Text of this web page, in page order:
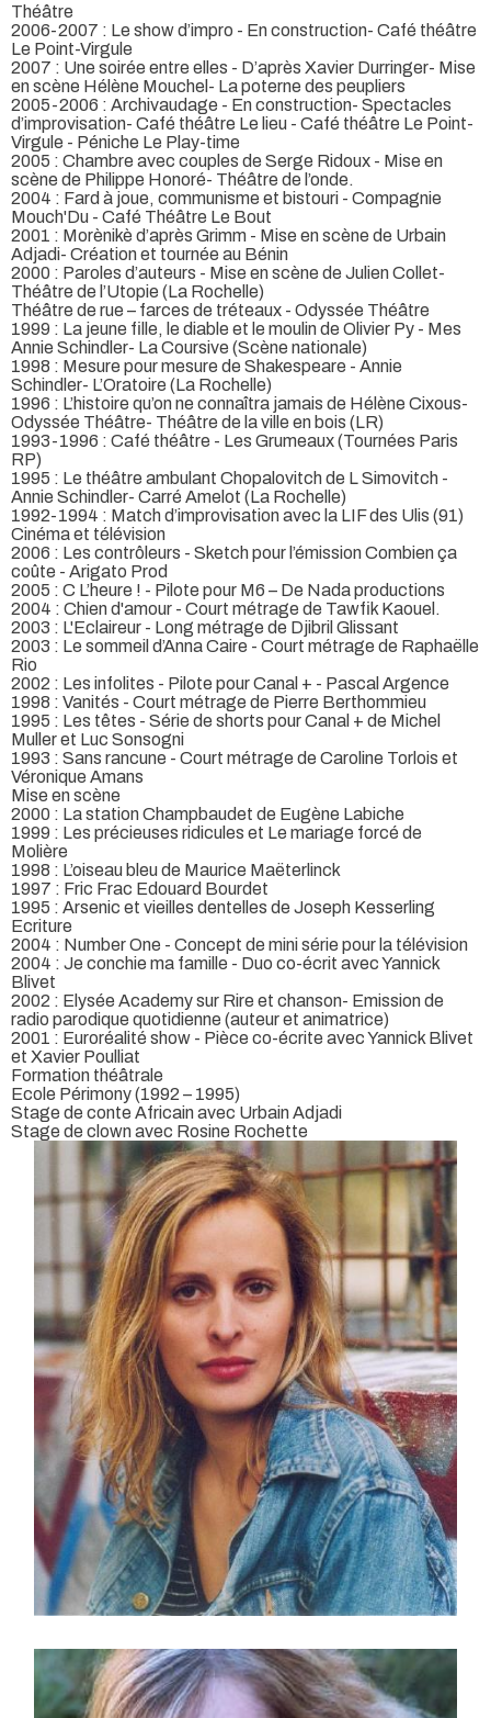
Théâtre
2006-2007 : Le show d’impro - En construction- Café théâtre
Le Point-Virgule
2007 : Une soirée entre elles - D’après Xavier Durringer- Mise
en scène Hélène Mouchel- La poterne des peupliers
2005-2006 : Archivaudage - En construction- Spectacles
d’improvisation- Café théâtre Le lieu - Café théâtre Le Point-
Virgule - Péniche Le Play-time
2005 : Chambre avec couples de Serge Ridoux - Mise en
scène de Philippe Honoré- Théâtre de l’onde.
2004 : Fard à joue, communisme et bistouri - Compagnie
Mouch'Du - Café Théâtre Le Bout
2001 : Morènikè d’après Grimm - Mise en scène de Urbain
Adjadi- Création et tournée au Bénin
2000 : Paroles d’auteurs - Mise en scène de Julien Collet-
Théâtre de l’Utopie (La Rochelle)
Théâtre de rue – farces de tréteaux - Odyssée Théâtre
1999 : La jeune fille, le diable et le moulin de Olivier Py - Mes
Annie Schindler- La Coursive (Scène nationale)
1998 : Mesure pour mesure de Shakespeare - Annie
Schindler- L’Oratoire (La Rochelle)
1996 : L’histoire qu’on ne connaîtra jamais de Hélène Cixous-
Odyssée Théâtre- Théâtre de la ville en bois (LR)
1993-1996 : Café théâtre - Les Grumeaux (Tournées Paris
RP)
1995 : Le théâtre ambulant Chopalovitch de L Simovitch -
Annie Schindler- Carré Amelot (La Rochelle)
1992-1994 : Match d’improvisation avec la LIF des Ulis (91)
Cinéma et télévision
2006 : Les contrôleurs - Sketch pour l’émission Combien ça
coûte - Arigato Prod
2005 : C L’heure ! - Pilote pour M6 – De Nada productions
2004 : Chien d'amour - Court métrage de Tawfik Kaouel.
2003 : L'Eclaireur - Long métrage de Djibril Glissant
2003 : Le sommeil d’Anna Caire - Court métrage de Raphaëlle
Rio
2002 : Les infolites - Pilote pour Canal + - Pascal Argence
1998 : Vanités - Court métrage de Pierre Berthommieu
1995 : Les têtes - Série de shorts pour Canal + de Michel
Muller et Luc Sonsogni
1993 : Sans rancune - Court métrage de Caroline Torlois et
Véronique Amans
Mise en scène
2000 : La station Champbaudet de Eugène Labiche
1999 : Les précieuses ridicules et Le mariage forcé de
Molière
1998 : L’oiseau bleu de Maurice Maëterlinck
1997 : Fric Frac Edouard Bourdet
1995 : Arsenic et vieilles dentelles de Joseph Kesserling
Ecriture
2004 : Number One - Concept de mini série pour la télévision
2004 : Je conchie ma famille - Duo co-écrit avec Yannick
Blivet
2002 : Elysée Academy sur Rire et chanson- Emission de
radio parodique quotidienne (auteur et animatrice)
2001 : Euroréalité show - Pièce co-écrite avec Yannick Blivet
et Xavier Poulliat
Formation théâtrale
Ecole Périmony (1992 – 1995)
Stage de conte Africain avec Urbain Adjadi
Stage de clown avec Rosine Rochette